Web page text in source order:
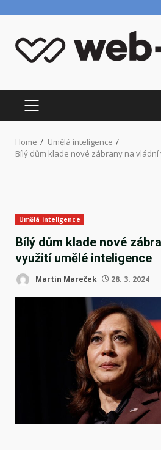
content
PRIMARY
MENU
Home
Umělá inteligence
Bílý dům klade nové zábrany na
Umělá inteligence
Bílý dům klade nové
využití umělé inteligence
Martin Mareček 28. 3. 2024